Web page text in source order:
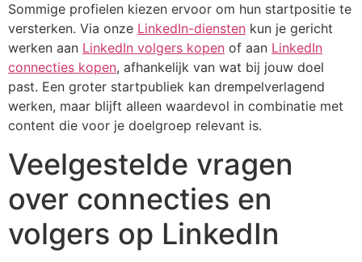
Sommige profielen kiezen ervoor om hun startpositie te
versterken. Via onze LinkedIn-diensten kun je gericht
werken aan LinkedIn volgers kopen of aan LinkedIn
connecties kopen, afhankelijk van wat bij jouw doel
past. Een groter startpubliek kan drempelverlagend
werken, maar blijft alleen waardevol in combinatie met
content die voor je doelgroep relevant is.
Veelgestelde vragen
over connecties en
volgers op LinkedIn